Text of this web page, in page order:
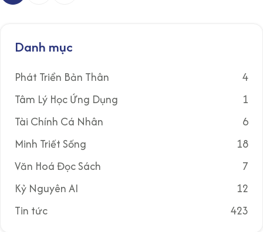
Danh mục
Phát Triển Bản Thân
4
Tâm Lý Học Ứng Dụng
1
Tài Chính Cá Nhân
6
Minh Triết Sống
18
Văn Hoá Đọc Sách
7
Kỷ Nguyên AI
12
Tin tức
423